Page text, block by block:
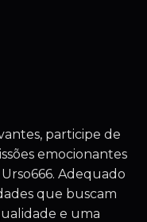
participe de
emocionantes
Adequado
que buscam
e uma